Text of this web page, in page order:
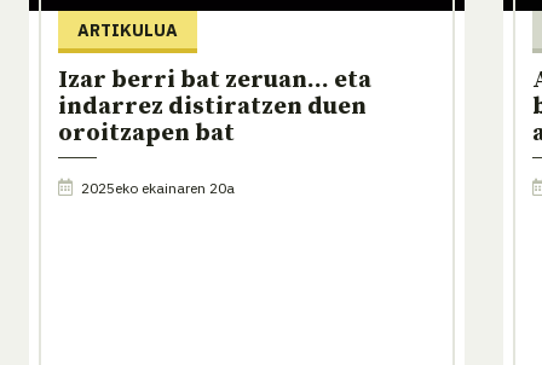
ARTIKULUA
Izar berri bat zeruan... eta
indarrez distiratzen duen
oroitzapen bat
2025eko ekainaren 20a